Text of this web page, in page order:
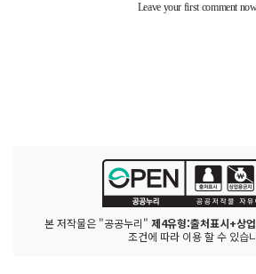
본 저작물은 "공공누리" 제4유형:출처표시+상
조건에 따라 이용 할 수 있습